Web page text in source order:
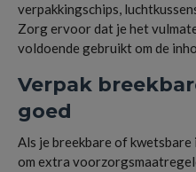
verpakkingschips,
Zorg ervoor dat je het
voldoende gebruikt om de
Verpak
goed
Als je breekbare of
om extra